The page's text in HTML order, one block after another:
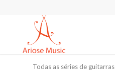
Todas as séries de guitarras